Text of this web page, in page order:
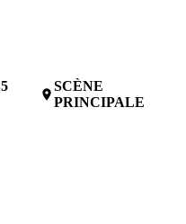
place
SCÈNE
PRINCIPALE